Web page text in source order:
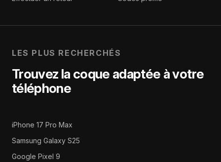
LES PLUS RECHERCHÉS
Trouvez la coque adaptée à votre
téléphone
iPhone 17 Pro Max
Samsung Galaxy S25
Google Pixel 9